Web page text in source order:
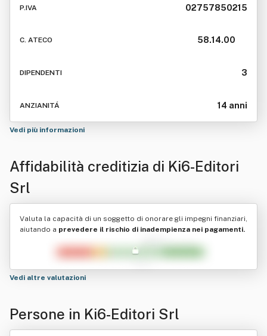
P.IVA 02757850215
C. ATECO 58.14.00
DIPENDENTI 3
ANZIANITÁ 14 anni
Vedi più informazioni
Affidabilità creditizia di Ki6-Editori
Srl
Valuta la capacità di un soggetto di onorare gli impegni finanziari,
aiutando a prevedere il rischio di inadempienza nei pagamenti.
Vedi altre valutazioni
Persone in Ki6-Editori Srl